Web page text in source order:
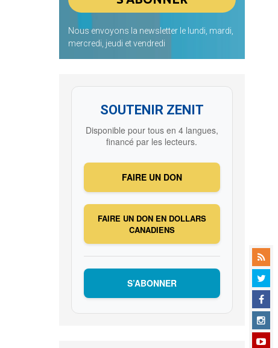
Nous envoyons la newsletter le lundi, mardi,
mercredi, jeudi et vendredi
SOUTENIR ZENIT
Disponible pour tous en 4 langues,
financé par les lecteurs.
FAIRE UN DON
FAIRE UN DON EN DOLLARS
CANADIENS
S’ABONNER